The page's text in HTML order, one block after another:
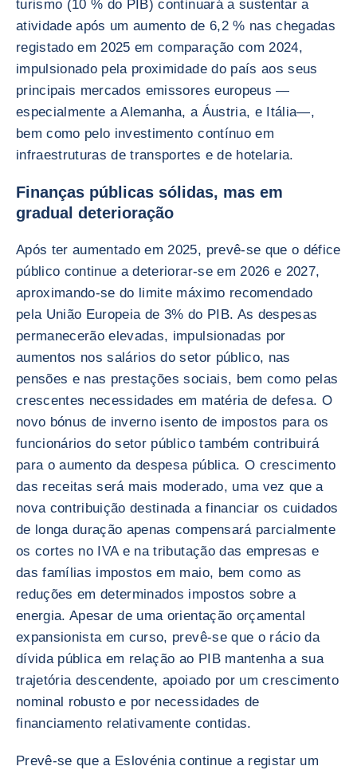
turismo (10 % do PIB) continuará a sustentar a
atividade após um aumento de 6,2 % nas chegadas
registado em 2025 em comparação com 2024,
impulsionado pela proximidade do país aos seus
principais mercados emissores europeus —
especialmente a Alemanha, a Áustria, e Itália—,
bem como pelo investimento contínuo em
infraestruturas de transportes e de hotelaria.
Finanças públicas sólidas, mas em
gradual deterioração
Após ter aumentado em 2025, prevê-se que o défice
público continue a deteriorar-se em 2026 e 2027,
aproximando-se do limite máximo recomendado
pela União Europeia de 3% do PIB. As despesas
permanecerão elevadas, impulsionadas por
aumentos nos salários do setor público, nas
pensões e nas prestações sociais, bem como pelas
crescentes necessidades em matéria de defesa. O
novo bónus de inverno isento de impostos para os
funcionários do setor público também contribuirá
para o aumento da despesa pública. O crescimento
das receitas será mais moderado, uma vez que a
nova contribuição destinada a financiar os cuidados
de longa duração apenas compensará parcialmente
os cortes no IVA e na tributação das empresas e
das famílias impostos em maio, bem como as
reduções em determinados impostos sobre a
energia. Apesar de uma orientação orçamental
expansionista em curso, prevê-se que o rácio da
dívida pública em relação ao PIB mantenha a sua
trajetória descendente, apoiado por um crescimento
nominal robusto e por necessidades de
financiamento relativamente contidas.
Prevê-se que a Eslovénia continue a registar um